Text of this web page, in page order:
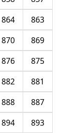
863
864
869
870
875
876
881
882
887
888
893
894